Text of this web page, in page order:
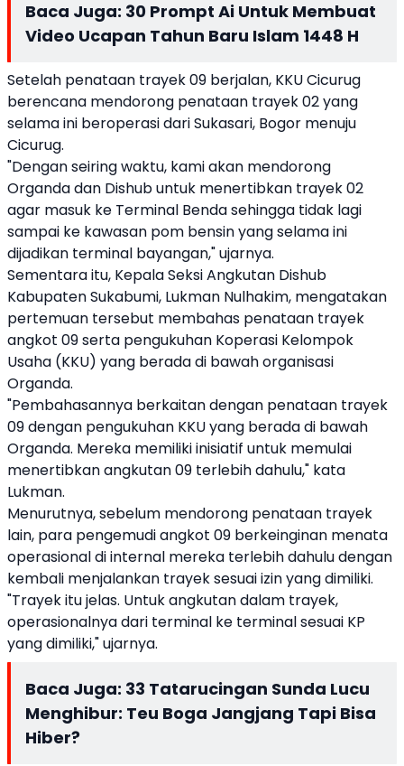
Baca Juga: 30 Prompt Ai Untuk Membuat
Video Ucapan Tahun Baru Islam 1448 H
Setelah penataan trayek 09 berjalan, KKU Cicurug
berencana mendorong penataan trayek 02 yang
selama ini beroperasi dari Sukasari, Bogor menuju
Cicurug.
"Dengan seiring waktu, kami akan mendorong
Organda dan Dishub untuk menertibkan trayek 02
agar masuk ke Terminal Benda sehingga tidak lagi
sampai ke kawasan pom bensin yang selama ini
dijadikan terminal bayangan," ujarnya.
Sementara itu, Kepala Seksi Angkutan Dishub
Kabupaten Sukabumi, Lukman Nulhakim, mengatakan
pertemuan tersebut membahas penataan trayek
angkot 09 serta pengukuhan Koperasi Kelompok
Usaha (KKU) yang berada di bawah organisasi
Organda.
"Pembahasannya berkaitan dengan penataan trayek
09 dengan pengukuhan KKU yang berada di bawah
Organda. Mereka memiliki inisiatif untuk memulai
menertibkan angkutan 09 terlebih dahulu," kata
Lukman.
Menurutnya, sebelum mendorong penataan trayek
lain, para pengemudi angkot 09 berkeinginan menata
operasional di internal mereka terlebih dahulu dengan
kembali menjalankan trayek sesuai izin yang dimiliki.
"Trayek itu jelas. Untuk angkutan dalam trayek,
operasionalnya dari terminal ke terminal sesuai KP
yang dimiliki," ujarnya.
Baca Juga: 33 Tatarucingan Sunda Lucu
Menghibur: Teu Boga Jangjang Tapi Bisa
Hiber?